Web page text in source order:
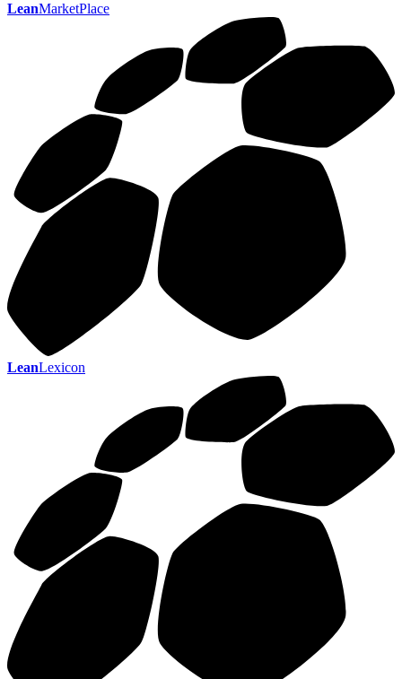
LeanMarketPlace
LeanLexicon